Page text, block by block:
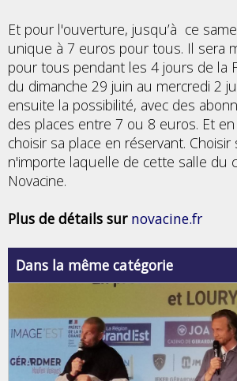
Et pour l'ouverture, jusqu’à ce
unique à 7 euros pour tous. Il sera
pour tous pendant les 4 jours de la
du dimanche 29 juin au mercredi 2
ensuite la possibilité, avec des
des places entre 7 ou 8 euros. Et
choisir sa place en réservant. Choisir
n'importe laquelle de cette salle du
Novacine.
Plus de détails sur novacine.fr
Dans la même catégorie